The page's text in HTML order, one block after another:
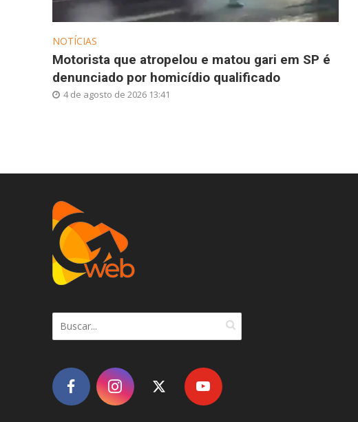
NOTÍCIAS
Motorista que atropelou e matou gari em SP é
denunciado por homicídio qualificado
4 de agosto de 2026 13:41